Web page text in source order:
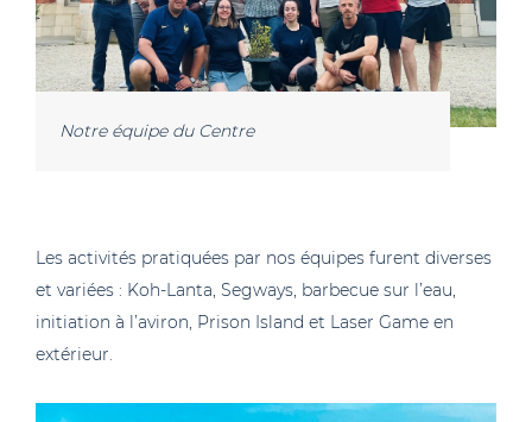
Notre équipe du Centre
Les activités pratiquées par nos équipes furent diverses
et variées : Koh-Lanta, Segways, barbecue sur l’eau,
initiation à l’aviron, Prison Island et Laser Game en
extérieur.